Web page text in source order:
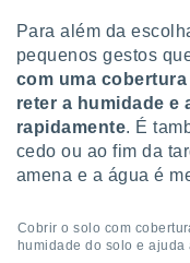
Para além da
pequenos gestos
com uma
reter a humidade e
rapidamente. É
cedo ou ao fim da
amena e a água é
Cobrir o solo com
humidade do solo e